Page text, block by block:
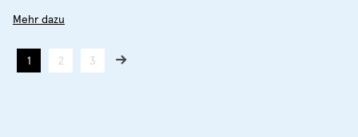
Mehr dazu
1 2 3